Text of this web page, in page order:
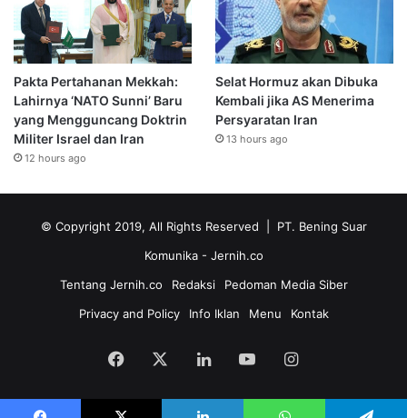
Pakta Pertahanan Mekkah:
Lahirnya ‘NATO Sunni’ Baru
yang Mengguncang Doktrin
Militer Israel dan Iran
12 hours ago
Selat Hormuz akan Dibuka
Kembali jika AS Menerima
Persyaratan Iran
13 hours ago
© Copyright 2019, All Rights Reserved | PT. Bening Suar
Komunika - Jernih.co
Tentang Jernih.co
Redaksi
Pedoman Media Siber
Privacy and Policy
Info Iklan Menu Kontak
Facebook LinkedInYouTubeInstagram